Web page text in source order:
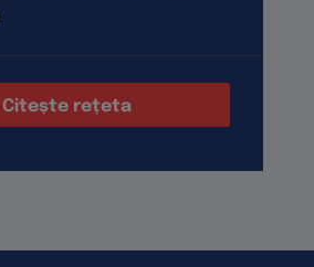
Citește rețeta